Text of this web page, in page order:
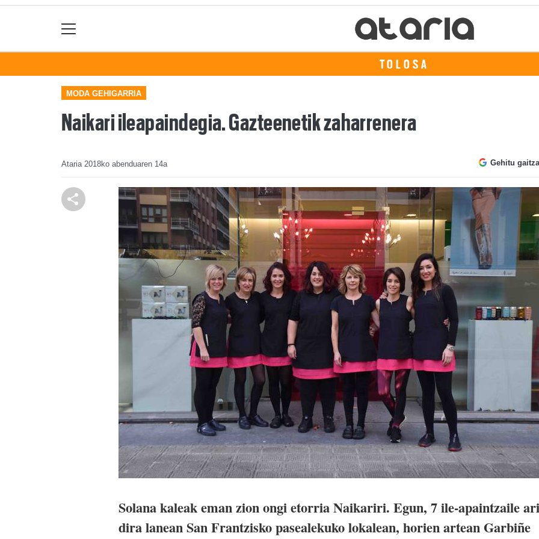
TOLOSA
MODA GEHIGARRIA
Naikari ileapaindegia. Gazteenetik zaharrenera
Ataria 2018ko abenduaren 14a Gehitu
Solana kaleak eman zion ongi etorria Naikariri. Egun, 7 ile-apaintzaile ari
dira lanean San Frantzisko pasealekuko lokalean, horien artean Garbiñe